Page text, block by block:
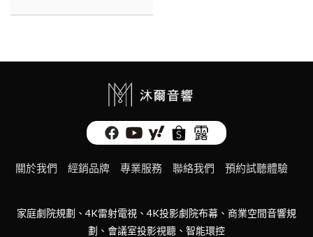
關於我們 經銷品牌 專業服務 聯絡我們 預約試聽體驗
家庭劇院規劃、4K雷射電視、4K投影劇院布幕、商業空間音響規
劃、會議室投影視聽、智能環控